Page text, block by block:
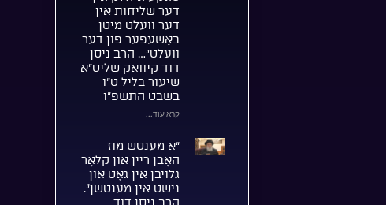
דער שליחות אין
דער וועלט מיטן
באַשעפֿער פֿון דער
וועלט”… הרב ניסן
דוד קיוואק שליט”א
שיעור בליל ט”ו
בשבט התשפ”ו
קרא עוד...
“אַ מענטש מוז
האָבן ריין און קלאָר
גלויבן אין גאָט און
נישט אין מענטשן”.